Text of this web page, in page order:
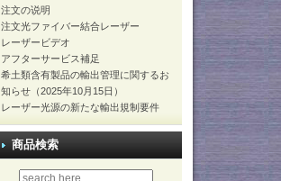
注文の说明
注文光ファイバー結合レーザー
レーザービデオ
アフターサービス補足
希土類含有製品の輸出管理に関するお
知らせ（2025年10月15日）
レーザー光源の新たな輸出規制要件
商品検索